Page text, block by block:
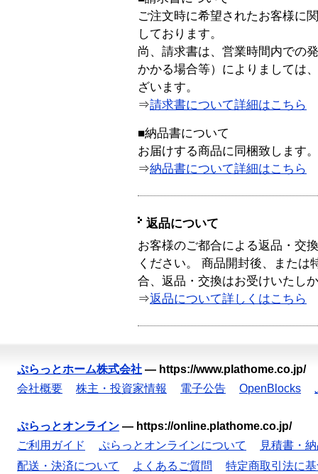
ご注文時に希望されたお客様に
しております。
尚、請求書は、営業時間内での
かかる場合等）によりましては
ざいます。
⇒請求書について詳細はこちら
■納品書について
お届けする商品に同梱致します。
⇒納品書について詳細はこちら
返品について
お客様のご都合による返品・交
ください。 商品開封後、または
合、返品・交換はお受けいたし
⇒返品について詳しくはこちら
ぷらっとホーム株式会社 — https://www.plathome.co.jp/
会社概要
株主・投資家情報 電子公告 OpenBlocks
ぷらっとオンライン — https://online.plathome.co.jp/
ご利用ガイド
ぷらっとオンラインについて
見積書・
配送・決済について
よくあるご質問
特定商取引法に